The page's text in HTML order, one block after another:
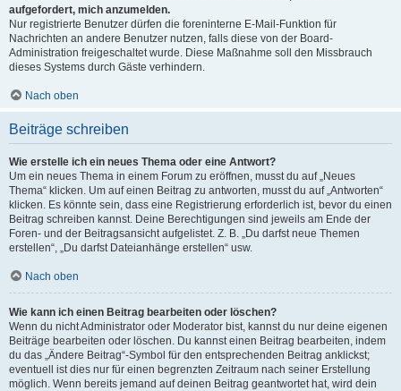
aufgefordert, mich anzumelden.
Nur registrierte Benutzer dürfen die foreninterne E-Mail-Funktion für
Nachrichten an andere Benutzer nutzen, falls diese von der Board-
Administration freigeschaltet wurde. Diese Maßnahme soll den Missbrauch
dieses Systems durch Gäste verhindern.
Nach oben
Beiträge schreiben
Wie erstelle ich ein neues Thema oder eine Antwort?
Um ein neues Thema in einem Forum zu eröffnen, musst du auf „Neues
Thema“ klicken. Um auf einen Beitrag zu antworten, musst du auf „Antworten“
klicken. Es könnte sein, dass eine Registrierung erforderlich ist, bevor du einen
Beitrag schreiben kannst. Deine Berechtigungen sind jeweils am Ende der
Foren- und der Beitragsansicht aufgelistet. Z. B. „Du darfst neue Themen
erstellen“, „Du darfst Dateianhänge erstellen“ usw.
Nach oben
Wie kann ich einen Beitrag bearbeiten oder löschen?
Wenn du nicht Administrator oder Moderator bist, kannst du nur deine eigenen
Beiträge bearbeiten oder löschen. Du kannst einen Beitrag bearbeiten, indem
du das „Ändere Beitrag“-Symbol für den entsprechenden Beitrag anklickst;
eventuell ist dies nur für einen begrenzten Zeitraum nach seiner Erstellung
möglich. Wenn bereits jemand auf deinen Beitrag geantwortet hat, wird dein